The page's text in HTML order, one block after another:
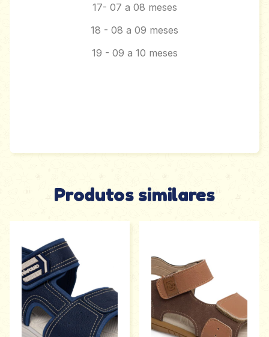
17- 07 a 08 meses
18 - 08 a 09 meses
19 - 09 a 10 meses
Produtos similares